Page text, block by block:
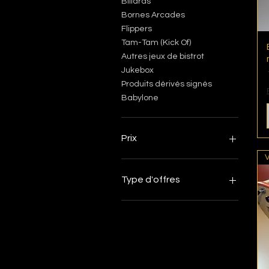
Bornes Arcades
Flippers
Tam-Tam (Kick Of)
Autres jeux de bistrot
Jukebox
Produits dérivés signés
Babylone
Prix
Type d'offres